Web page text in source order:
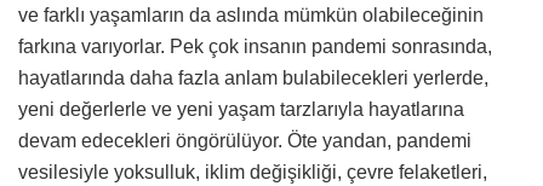
ve farklı yaşamların da aslında müm­kün olabileceğinin
farkına varıyorlar. Pek çok insanın pandemi sonrasında,
hayatlarında daha fazla anlam bula­bilecekleri yerlerde,
yeni değerlerle ve yeni yaşam tarzlarıyla hayatlarına
devam edecekleri öngörülüyor. Öte yandan, pandemi
vesilesiyle yoksul­luk, iklim değişikliği, çevre felaketleri,